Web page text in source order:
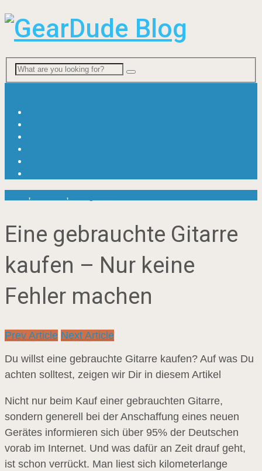
, ,
Eine gebrauchte Gitarre
kaufen – Nur keine
Fehler machen
Prev Article Next Article
Du willst eine gebrauchte Gitarre kaufen? Auf was Du
achten solltest, zeigen wir Dir in diesem Artikel
Nicht nur beim Kauf einer gebrauchten Gitarre,
sondern generell bei der Anschaffung eines neuen
Gerätes informieren sich über 95% der Deutschen
vorab im Internet. Und was dafür an Zeit drauf geht,
ist schon verrückt. Man liest sich kilometerlange